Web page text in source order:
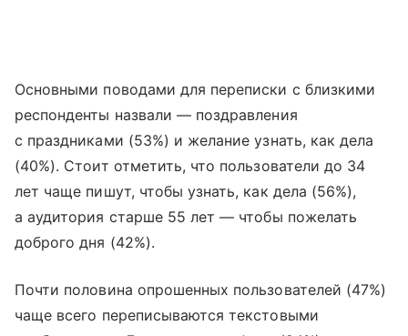
Основными поводами для переписки с близкими
респонденты назвали — поздравления
с праздниками (53%) и желание узнать, как дела
(40%). Стоит отметить, что пользователи до 34
лет чаще пишут, чтобы узнать, как дела (56%),
а аудитория старше 55 лет — чтобы пожелать
доброго дня (42%).
Почти половина опрошенных пользователей (47%)
чаще всего переписываются текстовыми